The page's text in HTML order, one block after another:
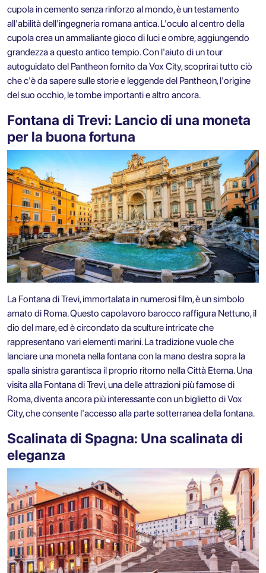
cupola in cemento senza rinforzo al mondo, è un testamento
all'abilità dell'ingegneria romana antica. L'oculo al centro della
cupola crea un ammaliante gioco di luci e ombre, aggiungendo
grandezza a questo antico tempio. Con l'aiuto di untour
autoguidato del Pantheonfornito da Vox City, scoprirai tutto ciò
che c'è da sapere sulle storie e leggende del Pantheon, l'origine
del suo occhio, le tombe importanti e altro ancora.
Fontana di Trevi: Lancio di una moneta
per la buona fortuna
La Fontana di Trevi, immortalata in numerosi film, è un simbolo
amato di Roma. Questo capolavoro barocco raffigura Nettuno, il
dio del mare, ed è circondato da sculture intricate che
rappresentano vari elementi marini. La tradizione vuole che
lanciare una moneta nella fontana con la mano destra sopra la
spalla sinistra garantisca il proprio ritorno nella Città Eterna. Una
visita alla Fontana di Trevi, una delle attrazioni più famose di
Roma, diventa ancora più interessante con un biglietto di Vox
City, che consente l'accesso alla parte sotterranea della fontana.
Scalinata di Spagna: Una scalinata di
eleganza